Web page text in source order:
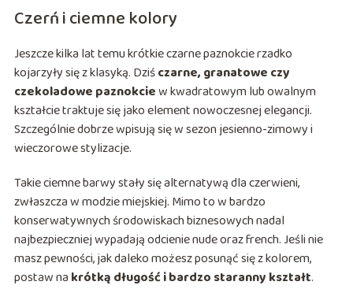
Czerń i ciemne kolory
Jeszcze kilka lat temu krótkie czarne paznokcie rzadko
kojarzyły się z klasyką. Dziśczarne, granatowe czy
czekoladowe paznokciew kwadratowym lub owalnym
kształcie traktuje się jako element nowoczesnej elegancji.
Szczególnie dobrze wpisują się w sezon jesienno-zimowy i
wieczorowe stylizacje.
Takie ciemne barwy stały się alternatywą dla czerwieni,
zwłaszcza w modzie miejskiej. Mimo to w bardzo
konserwatywnych środowiskach biznesowych nadal
najbezpieczniej wypadają odcienie nude oraz french. Jeśli nie
masz pewności, jak daleko możesz posunąć się z kolorem,
postaw na krótką długość i bardzo staranny kształt.